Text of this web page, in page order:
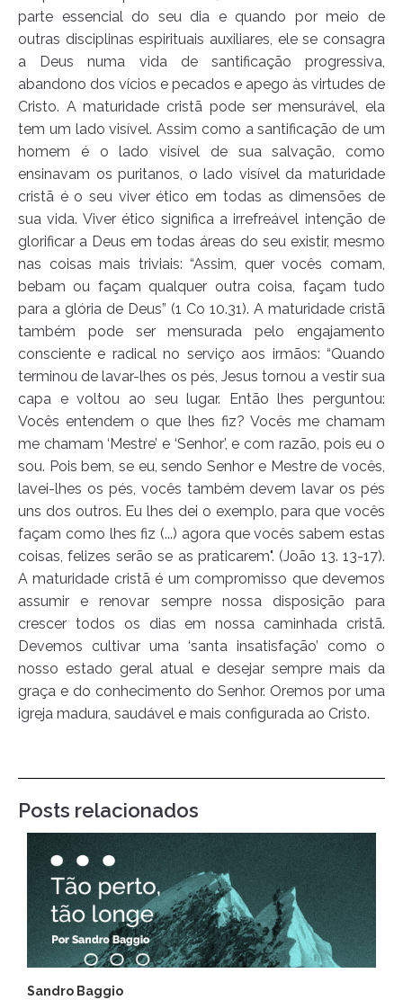
parte essencial do seu dia e quando por meio de
outras disciplinas espirituais auxiliares, ele se consagra
a Deus numa vida de santificação progressiva,
abandono dos vícios e pecados e apego às virtudes de
Cristo. A maturidade cristã pode ser mensurável, ela
tem um lado visível. Assim como a santificação de um
homem é o lado visível de sua salvação, como
ensinavam os puritanos, o lado visível da maturidade
cristã é o seu viver ético em todas as dimensões de
sua vida. Viver ético significa a irrefreável intenção de
glorificar a Deus em todas áreas do seu existir, mesmo
nas coisas mais triviais: “Assim, quer vocês comam,
bebam ou façam qualquer outra coisa, façam tudo
para a glória de Deus” (1 Co 10.31). A maturidade cristã
também pode ser mensurada pelo engajamento
consciente e radical no serviço aos irmãos: “Quando
terminou de lavar-lhes os pés, Jesus tornou a vestir sua
capa e voltou ao seu lugar. Então lhes perguntou:
Vocês entendem o que lhes fiz? Vocês me chamam
me chamam ‘Mestre’ e ‘Senhor’, e com razão, pois eu o
sou. Pois bem, se eu, sendo Senhor e Mestre de vocês,
lavei-lhes os pés, vocês também devem lavar os pés
uns dos outros. Eu lhes dei o exemplo, para que vocês
façam como lhes fiz (...) agora que vocês sabem estas
coisas, felizes serão se as praticarem". (João 13. 13-17).
A maturidade cristã é um compromisso que devemos
assumir e renovar sempre nossa disposição para
crescer todos os dias em nossa caminhada cristã.
Devemos cultivar uma ‘santa insatisfação’ como o
nosso estado geral atual e desejar sempre mais da
graça e do conhecimento do Senhor. Oremos por uma
igreja madura, saudável e mais configurada ao Cristo.
Posts relacionados
Sandro Baggio